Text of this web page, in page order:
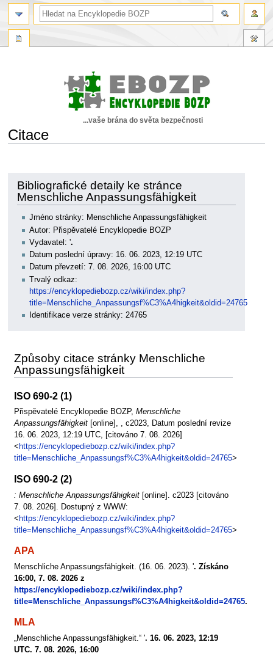
...vaše brána do světa bezpečnosti
Citace
navigaci
vyhledávání
Bibliografické detaily ke stránce
Menschliche Anpassungsfähigkeit
Jméno stránky: Menschliche Anpassungsfähigkeit
Autor: Přispěvatelé Encyklopedie BOZP
Vydavatel: '.
Datum poslední úpravy: 16. 06. 2023, 12:19 UTC
Datum převzetí: 7. 08. 2026, 16:00 UTC
Trvalý odkaz:
https://encyklopediebozp.cz/wiki/index.php?
title=Menschliche_Anpassungsf%C3%A4higkeit&oldid=24765
Identifikace verze stránky: 24765
Způsoby citace stránky Menschliche
Anpassungsfähigkeit
ISO 690-2 (1)
Přispěvatelé Encyklopedie BOZP, Menschliche
Anpassungsfähigkeit[online], , c2023, Datum poslední revize
16. 06. 2023, 12:19 UTC, [citováno 7. 08. 2026]
< https://encyklopediebozp.cz/wiki/index.php?
title=Menschliche_Anpassungsf%C3%A4higkeit&oldid=24765>
ISO 690-2 (2)
: Menschliche Anpassungsfähigkeit[online]. c2023 [citováno
7. 08. 2026]. Dostupný z WWW:
< https://encyklopediebozp.cz/wiki/index.php?
title=Menschliche_Anpassungsf%C3%A4higkeit&oldid=24765>
APA
Menschliche Anpassungsfähigkeit. (16. 06. 2023). '. Získáno
16:00, 7. 08. 2026 z
https://encyklopediebozp.cz/wiki/index.php?
title=Menschliche_Anpassungsf%C3%A4higkeit&oldid=24765.
MLA
„Menschliche Anpassungsfähigkeit.“ '. 16. 06. 2023, 12:19
UTC. 7. 08. 2026, 16:00